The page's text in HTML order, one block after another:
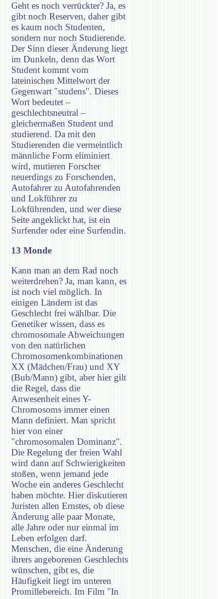
Geht es noch verrückter? Ja, es
gibt noch Reserven, daher gibt
es kaum noch Studenten,
sondern nur noch Studierende.
Der Sinn dieser Änderung liegt
im Dunkeln, denn das Wort
Student kommt vom
lateinischen Mittelwort der
Gegenwart "studens". Dieses
Wort bedeutet –
geschlechtsneutral –
gleichermaßen Student und
studierend. Da mit den
Studierenden die vermeintlich
männliche Form eliminiert
wird, mutieren Forscher
neuerdings zu Forschenden,
Autofahrer zu Autofahrenden
und Lokführer zu
Lokführenden, und wer diese
Seite angeklickt hat, ist ein
Surfender oder eine Surfendin.
13 Monde
Kann man an dem Rad noch
weiterdrehen? Ja, man kann, es
ist noch viel möglich. In
einigen Ländern ist das
Geschlecht frei wählbar. Die
Genetiker wissen, dass es
chromosomale Abweichungen
von den natürlichen
Chromosomenkombinationen
XX (Mädchen/Frau) und XY
(Bub/Mann) gibt, aber hier gilt
die Regel, dass die
Anwesenheit eines Y-
Chromosoms immer einen
Mann definiert. Man spricht
hier von einer
"chromosomalen Dominanz".
Die Regelung der freien Wahl
wird dann auf Schwierigkeiten
stoßen, wenn jemand jede
Woche ein anderes Geschlecht
haben möchte. Hier diskutieren
Juristen allen Ernstes, ob diese
Änderung alle paar Monate,
alle Jahre oder nur einmal im
Leben erfolgen darf.
Menschen, die eine Änderung
ihrers angeborenen Geschlechts
wünschen, gibt es, die
Häufigkeit liegt im unteren
Promillebereich. Im Film "In